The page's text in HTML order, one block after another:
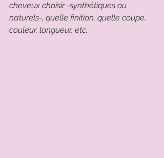
cheveux choisir -synthétiques ou
naturels-, quelle finition, quelle coupe,
couleur, longueur, etc.